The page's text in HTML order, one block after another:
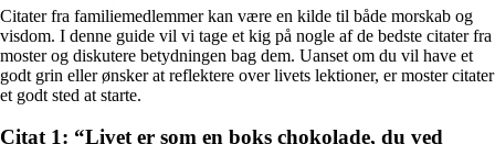
Citater fra familiemedlemmer kan være en kilde til både morskab og
visdom. I denne guide vil vi tage et kig på nogle af de bedste citater fra
moster og diskutere betydningen bag dem. Uanset om du vil have et
godt grin eller ønsker at reflektere over livets lektioner, er moster citater
et godt sted at starte.
Citat 1: “Livet er som en boks chokolade, du ved